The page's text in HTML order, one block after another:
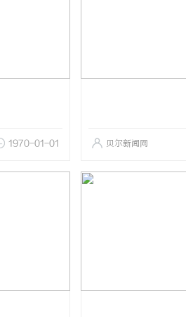
1970-01-01 贝尔新闻网